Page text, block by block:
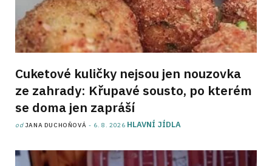
Cuketové kuličky nejsou jen nouzovka
ze zahrady: Křupavé sousto, po kterém
se doma jen zapráší
od JANA DUCHOŇOVÁ 6. 8. 2026 HLAVNÍ JÍDLA